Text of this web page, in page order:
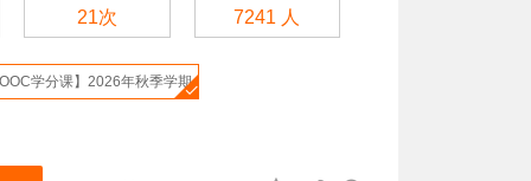
21次
7241 人
学分课】2026年秋季学期